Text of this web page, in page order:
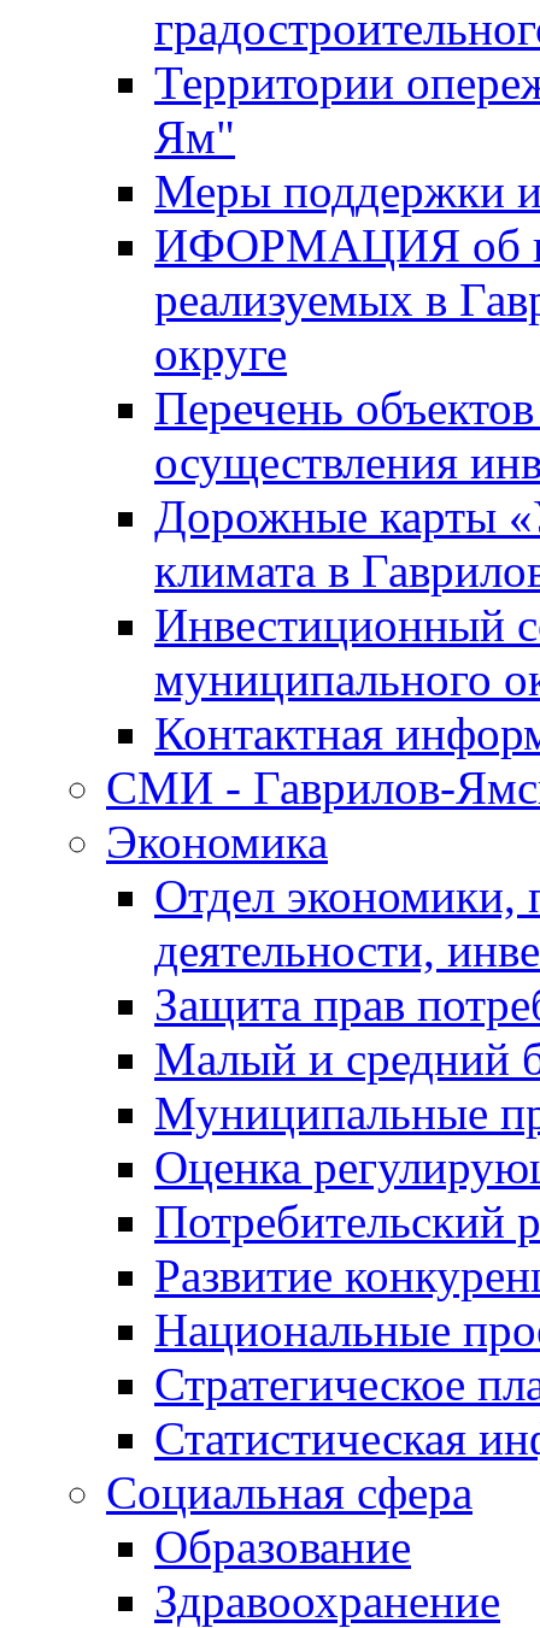
Территории
Ям"
Меры поддержки
ИФОРМАЦИЯ об
реализуемых в
округе
Перечень
осуществления
Дорожные карты
климата в
Инвестиционный
муниципального
Контактная
СМИ - Гаврилов-
Экономика
Отдел экономики,
деятельности,
Защита прав
Малый и средний
Муниципальные
Оценка
Потребительский
Развитие
Национальные
Стратегическое
Статистическая
Социальная сфера
Образование
Здравоохранение